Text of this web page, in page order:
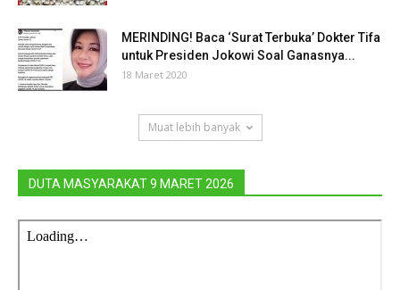
MERINDING! Baca ‘Surat Terbuka’ Dokter Tifa
untuk Presiden Jokowi Soal Ganasnya...
18 Maret 2020
Muat lebih banyak
DUTA MASYARAKAT 9 MARET 2026